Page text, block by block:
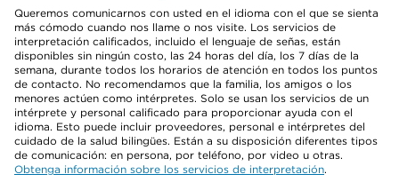
Queremos comunicarnos con usted en el idioma con el que se sienta
más cómodo cuando nos llame o nos visite. Los servicios de
interpretación calificados, incluido el lenguaje de señas, están
disponibles sin ningún costo, las 24 horas del día, los 7 días de la
semana, durante todos los horarios de atención en todos los puntos
de contacto. No recomendamos que la familia, los amigos o los
menores actúen como intérpretes. Solo se usan los servicios de un
intérprete y personal calificado para proporcionar ayuda con el
idioma. Esto puede incluir proveedores, personal e intérpretes del
cuidado de la salud bilingües. Están a su disposición diferentes tipos
de comunicación: en persona, por teléfono, por video u otras.
Obtenga información sobre los servicios de interpretación.